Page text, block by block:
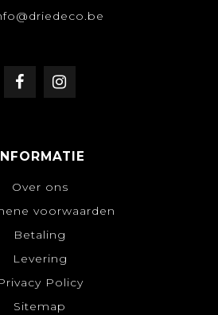
Over ons
voorwaarden
Betaling
Levering
Policy
Sitemap